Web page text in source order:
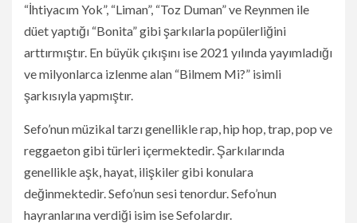
“İhtiyacım Yok”, “Liman”, “Toz Duman” ve Reynmen ile
düet yaptığı “Bonita” gibi şarkılarla popülerliğini
arttırmıştır. En büyük çıkışını ise 2021 yılında yayımladığı
ve milyonlarca izlenme alan “Bilmem Mi?” isimli
şarkısıyla yapmıştır.
Sefo’nun müzikal tarzı genellikle rap, hip hop, trap, pop ve
reggaeton gibi türleri içermektedir. Şarkılarında
genellikle aşk, hayat, ilişkiler gibi konulara
değinmektedir. Sefo’nun sesi tenordur. Sefo’nun
hayranlarına verdiği isim ise Sefolardır.